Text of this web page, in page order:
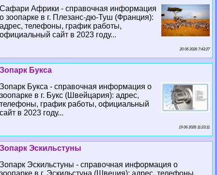
Сафари Африки - справочная информация
о зоопарке в г. Плезанс-дю-Туш (Франция):
адрес, телефоны, график работы,
официальный сайт в 2023 году...
20 06 2026 7:43:27
Зопарк Букса
Зопарк Букса - справочная информация о
зоопарке в г. Букс (Швейцария): адрес,
телефоны, график работы, официальный
сайт в 2023 году...
19 06 2026 11:23:11
Зопарк Эскильстуны
Зопарк Эскильстуны - справочная информация о
зоопарке в г. Эскильстуна (Швеция): адрес, телефоны,